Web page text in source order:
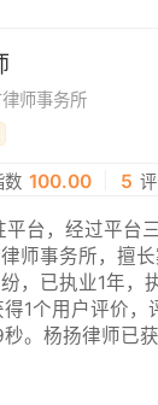
师事务所
数 100.00 5
台，经过平台
师事务所，擅
，已执业1年，
1个用户评价，
。杨扬律师已